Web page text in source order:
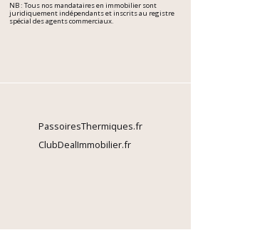
NB : Tous nos mandataires en immobilier sont
juridiquement indépendants et inscrits au registre
spécial des agents commerciaux.
PassoiresThermiques.fr
ClubDealImmobilier.fr